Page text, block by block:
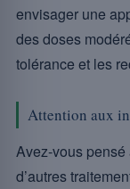
envisager une
des doses
tolérance et les
Attention aux
Avez-vous
d’autres